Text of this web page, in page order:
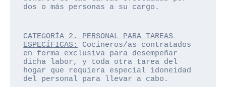
dos o más personas a su cargo.
CATEGORÍA 2. PERSONAL PARA TAREAS
ESPECÍFICAS:
Cocineros/as contratados
en forma exclusiva para desempeñar
dicha labor, y toda otra tarea del
hogar que requiera especial idoneidad
del personal para llevar a cabo.